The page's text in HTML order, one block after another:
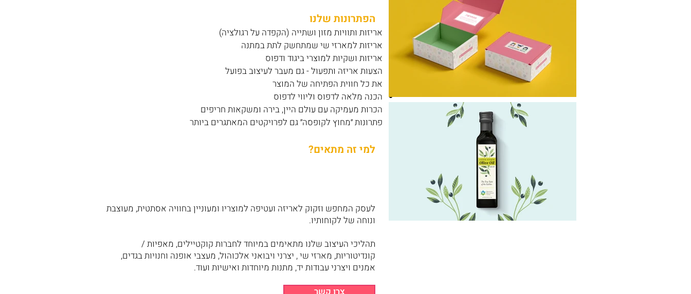
הפתרונות שלנו
אריזות ותוויות מזון ושתייה (הקפדה על רגולציה)
אריזות למארזי שי שמתחשק לתת במתנה
אריזות ושקיות למוצרי ביגוד ודפוס
הצעות אריזה ותפעול - גם מעבר לעיצוב בפועל
את כל חווית הפתיחה של המוצר
הכנה מלאה לדפוס וליווי לדפוס
הכרות מעמיקה עם עולם היין, בירה ומשקאות חריפים
פתרונות ״מחוץ לקופסה״ גם לפרויקטים המאתגרים ביותר
למי זה מתאים?
לעסק המחפש וזקוק לאריזה ועטיפה למוצריו ומעוניין בחוויה אסתטית, מעוצבת
ונוחה של לקוחותיו.
תהליכי העיצוב שלנו מתאימים במיוחד לחברות קוקטיילים, מאפיות /
קונדיטוריות, מארזי שי , יצרני ויבואני אלכוהול, מעצבי אופנה וחנויות בגדים,
אמנים ויצרני עבודות יד, מתנות מיוחדות ואישיות ועוד.